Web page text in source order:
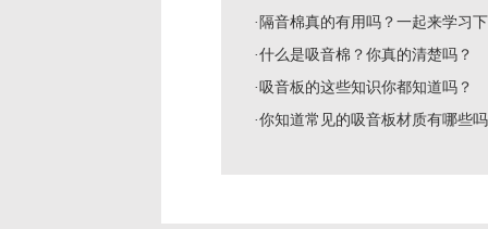
·隔音棉真的有用吗？一起来学习
·什么是吸音棉？你真的清楚吗？
·吸音板的这些知识你都知道吗？
·你知道常见的吸音板材质有哪些